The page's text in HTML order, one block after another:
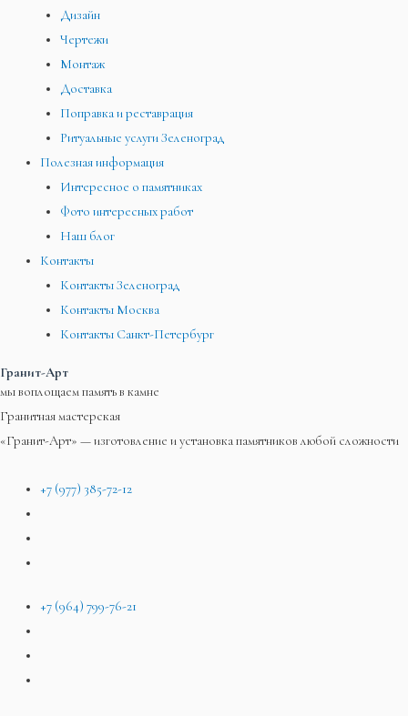
Дизайн
Чертежи
Монтаж
Доставка
Поправка и реставрация
Ритуальные услуги Зеленоград
Полезная информация
Интересное о памятниках
Фото интересных работ
Наш блог
Контакты
Контакты Зеленоград
Контакты Москва
Контакты Санкт-Петербург
Гранит-Арт
мы воплощаем память в камне
Гранитная мастерская
«Гранит-Арт» — изготовление и установка памятников любой сложности
+7 (977) 385-72-12
+7 (964) 799-76-21